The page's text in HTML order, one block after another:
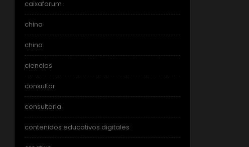
caixaforum
china
chino
ciencias
consultor
consultoria
contenidos educativos digitales